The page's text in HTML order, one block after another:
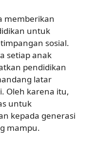
memberikan
untuk
sosial.
setiap anak
pendidikan
latar
Oleh karena itu,
untuk
kepada generasi
mampu.